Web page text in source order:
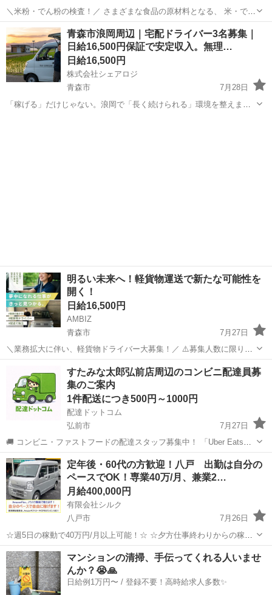
＼米粉・でん粉の検査！／ さまざまな食品の原材料となる、 米・でん
粉加工品を製造している会社でのお仕事です！ PC操作ができればOK♪
未経験でも安心の丁寧な研修あり！ ＜具体的には…＞ ◆製品管理用・
検査機器を使用し...
青森 東津軽郡 倉庫
青森市浪岡周辺｜宅配ドライバー3名募集｜
日給16,500円保証で安定収入。無理…
日給16,500円
株式会社シェアロジ
青森市
7月28日
「稼げる」だけじゃない。浪岡で「長く続けられる」環境を整えまし
明るい未来へ！軽貨物運送で新たな可能性を
開く！
日給16,500円
AMBIZ
青森市
7月27日
＼業務拡大に伴い、軽貨物ドライバー大募集！／ ⚠️募集人数に限りが
ございます⚠️ 【勤務地】 青森市浪岡青森県浪岡大字杉沢山元 324-3 ---
----------------- 【報酬】 日給: 16,5...
物流 貨物
すたみな太郎弘前店周辺のコンビニ配達員募
集のご案内
1件配送につき500円～1000円
配達ドットコム
弘前市
7月27日
🚚 コンビニ・ファストフードの配達スタッフ募集中！ 「Uber Eats」
や「出前館」のように、配達専用アプリを使ってお仕事するスタイル
です。 オファー内容を見てから、受けるかどうかを自由に選べます！
✅ 業務内容...
青森 弘前市 配送 ファストフード
定年後・60代の方歓迎！八戸 出勤は自分の
ペースでOK！専業40万/月、兼業2…
月給400,000円
有限会社シルク
八戸市
7月26日
☆週5日の稼動で40万円/月以上可能！☆ ☆夕方仕事終わりからの稼
働、休日の稼動で20万円/月以上可能！☆ ☆雇われない働き方、自由な
スタイルでの働き方を【Amazon Flex】で始めましょう！☆ 個人事業
主とし...
青森 八戸市 Amazon
マンションの清掃、手伝ってくれる人いませ
んか？😭🙏
日給例1万円〜 / 登録不要！高時給求人多数✨